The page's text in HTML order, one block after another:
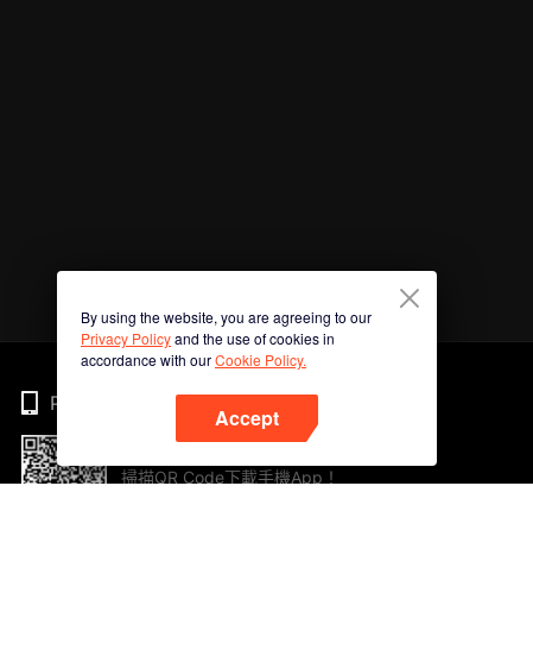
By using the website, you are agreeing to our
Privacy Policyand the use of cookies in
accordance with ourCookie Policy.
Accept
Phone
掃描QR Code下載手機App！